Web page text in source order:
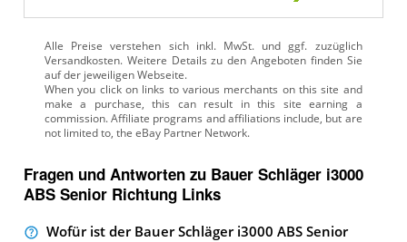
Alle Preise verstehen sich inkl. MwSt. und ggf. zuzüglich
Versandkosten. Weitere Details zu den Angeboten finden Sie
auf der jeweiligen Webseite.
Fragen und Antworten zu Bauer Schläger i3000
ABS Senior Richtung Links
Wofür ist der Bauer Schläger i3000 ABS Senior